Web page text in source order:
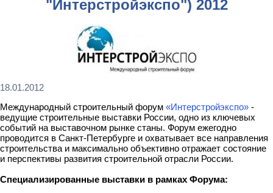
"Интерстройэкспо") 2012
18.01.2012
Международный строительный форум «Интерстройэкспо» -
ведущие строительные выставки России, одно из ключевых
событий на выставочном рынке станы. Форум ежегодно
проводится в Санкт-Петербурге и охватывает все направления
строительства и максимально объективно отражает состояние
и перспективы развития строительной отрасли России.
Специализированные выставки в рамках Форума: